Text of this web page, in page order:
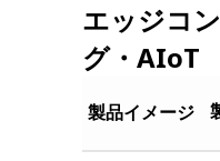
エッジコ
グ・AIoT
製品イメージ